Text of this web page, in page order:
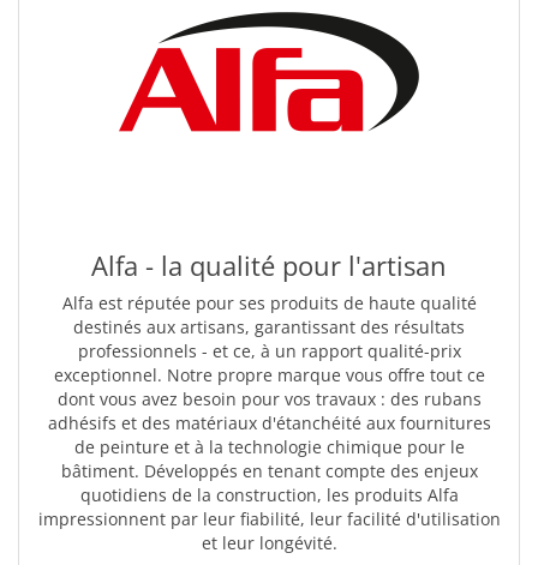
Alfa - la qualité pour l'artisan
Alfa est réputée pour ses produits de haute qualité
destinés aux artisans, garantissant des résultats
professionnels - et ce, à un rapport qualité-prix
exceptionnel. Notre propre marque vous offre tout ce
dont vous avez besoin pour vos travaux : des rubans
adhésifs et des matériaux d'étanchéité aux fournitures
de peinture et à la technologie chimique pour le
bâtiment. Développés en tenant compte des enjeux
quotidiens de la construction, les produits Alfa
impressionnent par leur fiabilité, leur facilité d'utilisation
et leur longévité.